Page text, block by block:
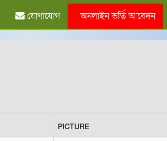
যোগাযোগ অনলাইন ভর্তি আবেদন
PICTURE